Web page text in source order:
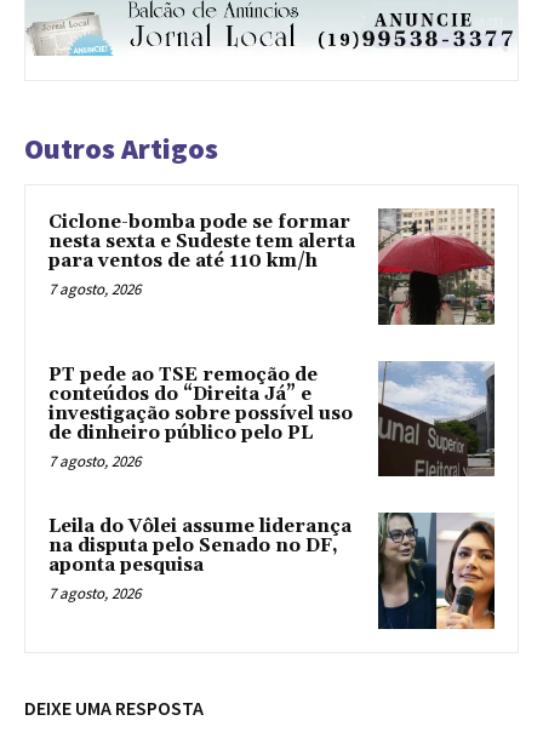
Outros Artigos
Ciclone-bomba pode se formar
nesta sexta e Sudeste tem alerta
para ventos de até 110 km/h
7 agosto, 2026
PT pede ao TSE remoção de
conteúdos do “Direita Já” e
investigação sobre possível uso
de dinheiro público pelo PL
7 agosto, 2026
Leila do Vôlei assume liderança
na disputa pelo Senado no DF,
aponta pesquisa
7 agosto, 2026
DEIXE UMA RESPOSTA